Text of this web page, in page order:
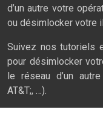
d’un autre votre
ou désimlocker votre
Suivez nos tutoriels
pour désimlocker
le réseau d’un
AT&T;, …).